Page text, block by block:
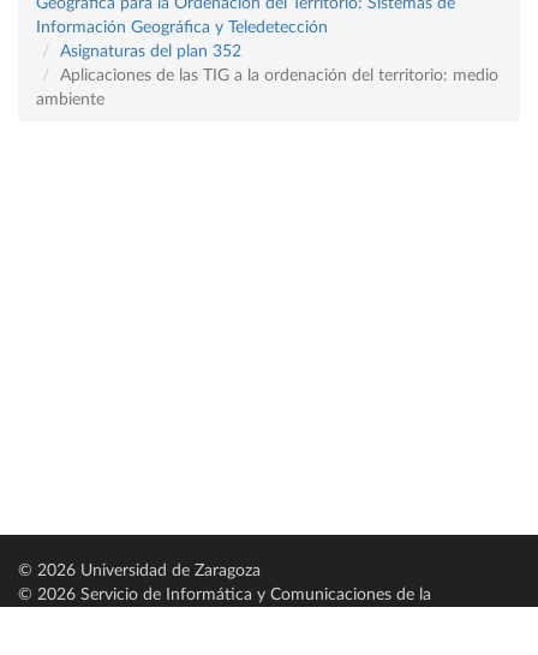
Geográfica para la Ordenación del Territorio: Sistemas de
Información Geográfica y Teledetección
Asignaturas del plan 352
Aplicaciones de las TIG a la ordenación del territorio: medio
ambiente
© 2026 Universidad de Zaragoza
© 2026 Servicio de Informática y Comunicaciones de la